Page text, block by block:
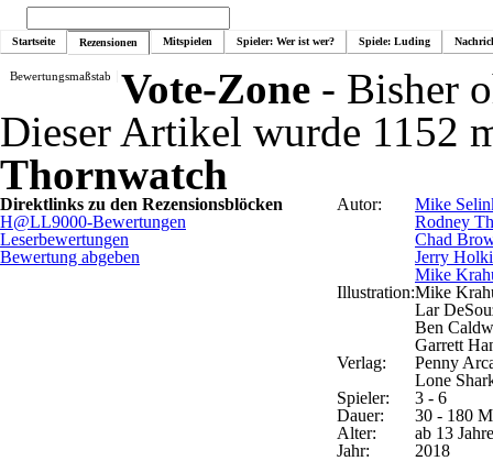
Startseite Rezensionen Mitspielen Spieler: Wer ist wer? Spiele: Luding
Bewertungsmaßstab Vote-Zone - Bisher
Dieser Artikel wurde 1152
Thornwatch
Direktlinks zu den Rezensionsblöcken
H@LL9000-Bewertungen
Leserbewertungen
Bewertung abgeben
Autor:
Mike
Rodney
Chad
Jerry
Mike
Illustration:Mike
Lar
Ben
Garrett
Verlag:
Penny
Lone
Spieler:
3 - 6
Dauer:
30 - 180
Alter:
ab 13
Jahr:
2018